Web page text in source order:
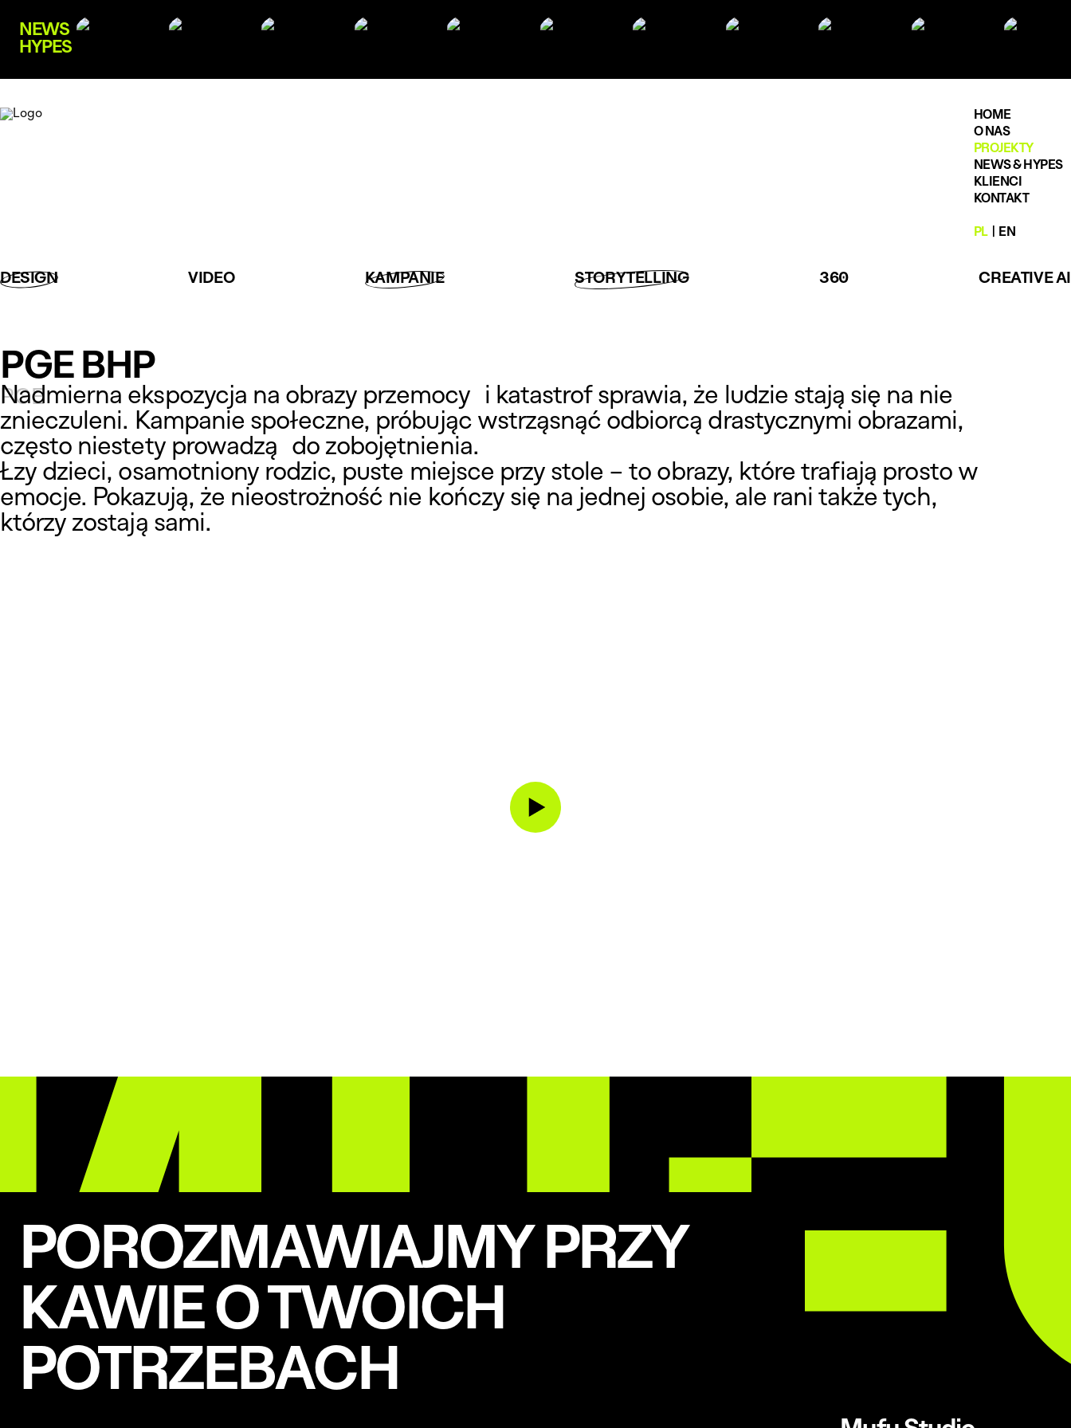
NEWS
HYPES
HOME
O NAS
PROJEKTY
NEWS & HYPES
KLIENCI
KONTAKT
PL| EN
DESIGN VIDEO KAMPANIE STORYTELLING 360 CREATIVE AI
PGE BHP
PGE
Nadmierna ekspozycja na obrazy przemocy i katastrof sprawia, że ludzie stają się na nie
znieczuleni. Kampanie społeczne, próbując wstrząsnąć odbiorcą drastycznymi obrazami,
często niestety prowadzą do zobojętnienia.
Łzy dzieci, osamotniony rodzic, puste miejsce przy stole – to obrazy, które trafiają prosto w
emocje. Pokazują, że nieostrożność nie kończy się na jednej osobie, ale rani także tych,
którzy zostają sami.
POROZMAWIAJMY PRZY
KAWIE O TWOICH
POTRZEBACH